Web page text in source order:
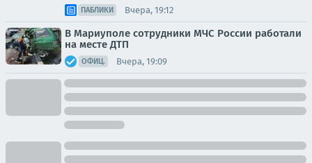
ПАБЛИКИ Вчера, 19:12
В Мариуполе сотрудники МЧС России работали
на месте ДТП
ОФИЦ. Вчера, 19:09